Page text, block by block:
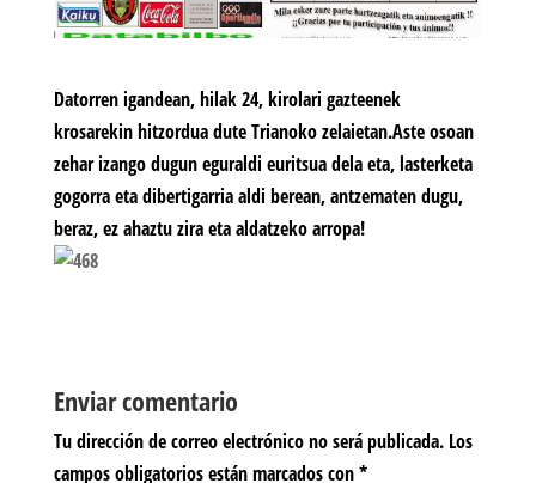
Datorren igandean, hilak 24, kirolari gazteenek
krosarekin hitzordua dute Trianoko zelaietan.Aste osoan
zehar izango dugun eguraldi euritsua dela eta, lasterketa
gogorra eta dibertigarria aldi berean, antzematen dugu,
beraz, ez ahaztu zira eta aldatzeko arropa!
Enviar comentario
Tu dirección de correo electrónico no será publicada. Los
campos obligatorios están marcados con*